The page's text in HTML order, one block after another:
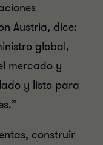
Austria, dice:
global,
mercado y
y listo para
construir